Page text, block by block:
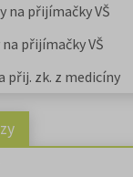
přijímačky VŠ
přijímačky VŠ
přij. zk. z medicíny